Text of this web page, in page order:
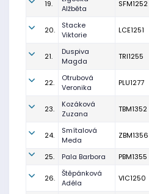
19.
Alžběta
SFM1252
20.
Stacke
Viktorie
LCE1251
21.
Duspiva
Magda
TRI1255
22.
Otrubová
Veronika
PLU1277
23.
Kozáková
Zuzana
TBM1352
24.
Smítalová
Meda
ZBM1356
25. Pala Barbora PBM1355
26.
Štěpánková
Adéla
VIC1250